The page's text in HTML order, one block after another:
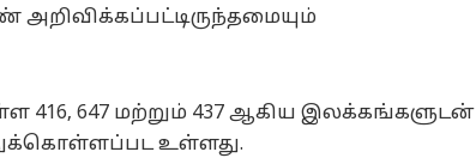
அறிவிக்கப்பட்டிருந்தமையும்
416, 647 மற்றும் 437 ஆகிய இலக்கங்களுடன்
உள்ளது.